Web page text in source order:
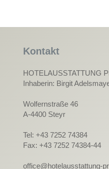
Kontakt
HOTELAUSSTATTUNG
Inhaberin: Birgit
Wolfernstraße 46
A-4400 Steyr
Tel: +43 7252 74384
Fax: +43 7252 74384-44
office@hotelausstattung-